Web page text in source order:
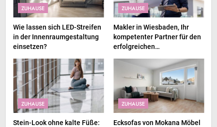
ZUHAUSE
Wie lassen sich LED-Streifen
in der Innenraumgestaltung
einsetzen?
ZUHAUSE
Makler in Wiesbaden, Ihr
kompetenter Partner für den
erfolgreichen
Immobilienkauf
ZUHAUSE
Stein-Look ohne kalte Füße:
ZUHAUSE
Ecksofas von Mokana Möbel